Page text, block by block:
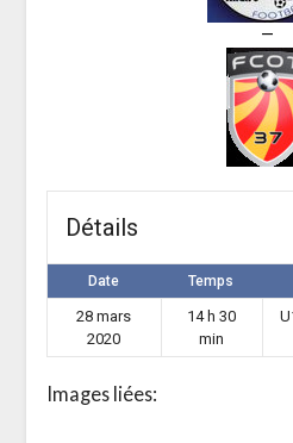
—
Détails
Date Temps
28 mars
2020
14 h 30
min
Images liées: